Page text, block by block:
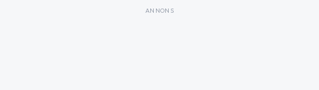
ANNONS